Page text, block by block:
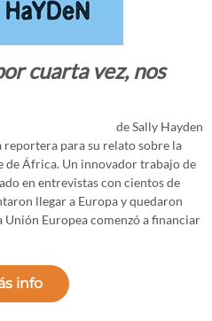
cuarta vez, nos
de Sally Hayden
para su relato sobre la
África. Un innovador trabajo de
en entrevistas con cientos de
llegar a Europa y quedaron
Unión Europea comenzó a financiar
info